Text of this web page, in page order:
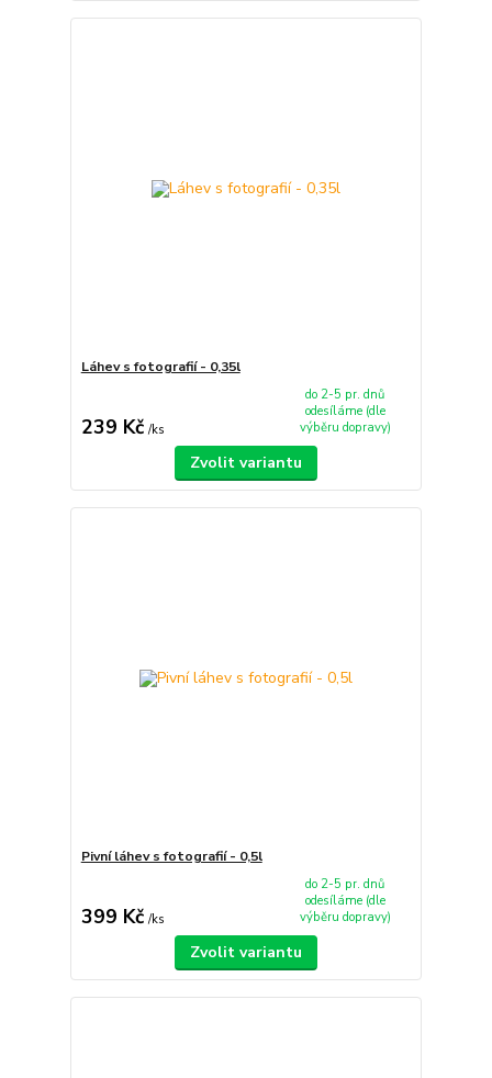
Láhev s fotografií - 0,35l
239 Kč /ks
do 2-5 pr. dnů
odesíláme (dle
výběru dopravy)
Zvolit variantu
Pivní láhev s fotografií - 0,5l
399 Kč /ks
do 2-5 pr. dnů
odesíláme (dle
výběru dopravy)
Zvolit variantu